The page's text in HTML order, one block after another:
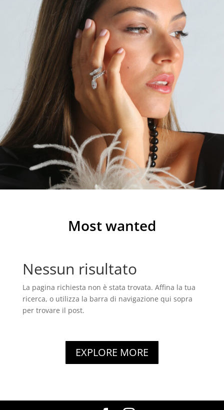
Most wanted
Nessun risultato
La pagina richiesta non è stata trovata. Affina la tua
ricerca, o utilizza la barra di navigazione qui sopra
per trovare il post.
EXPLORE MORE